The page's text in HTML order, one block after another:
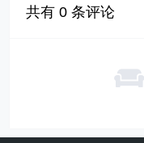
共有0 条评论